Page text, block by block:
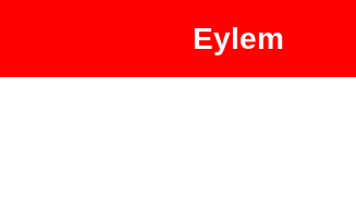
Eylem